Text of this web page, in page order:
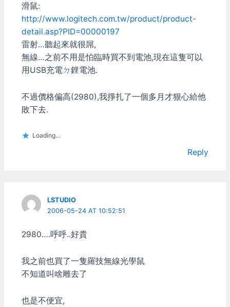
和PS3的搖桿是一樣的，但
PS3的搖桿還多了傾斜感
應，又多了兩個軸向可用。
要按鈕都是壓力感應式的
這麼過份的，所以以硬體功
我很不能接受他左右類比搖
體上輸了，可是他贏在一個
來越少，尤其是那些需要用
滑鼠:
http://www.logitech.com.tw/product/product-
detail.asp?PID=00000197
雷射…聽起來就很屌,
無線…之前不用是怕臨時買不到電池,現在這隻可以
用USB充電ㄉ鋰電池.
不過價格偏高(2980),我掙扎了一個多月才狠心給他
敗下去.
Loading...
Reply
LSTUDIO
2006-05-24 AT 10:52:51
2980….呼呼..好貴
我之前也買了一隻羅技無線光學鼠
不知道叫啥雕去了
也是不便宜,